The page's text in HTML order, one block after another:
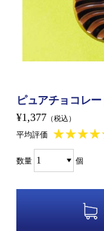
ピュアチョコレ
¥1,377 （税込）
平均評価
数量 個